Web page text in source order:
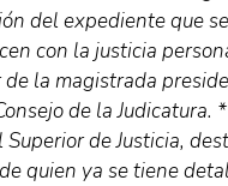
del expediente que
con la justicia
la magistrada
de la Judicatura.
de Justicia,
quien ya se tiene